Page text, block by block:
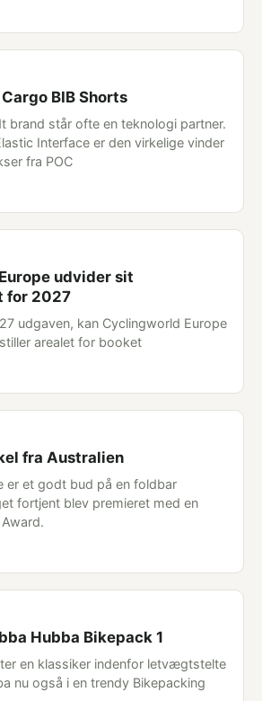
BIB Shorts
brand står ofte en teknologi partner.
Interface er den virkelige vinder
fra POC
udvider sit
for 2027
udgaven, kan Cyclingworld Europe
arealet for booket
fra Australien
er et godt bud på en foldbar
fortjent blev premieret med en
Hubba Bikepack 1
en klassiker indenfor letvægtstelte
nu også i en trendy Bikepacking